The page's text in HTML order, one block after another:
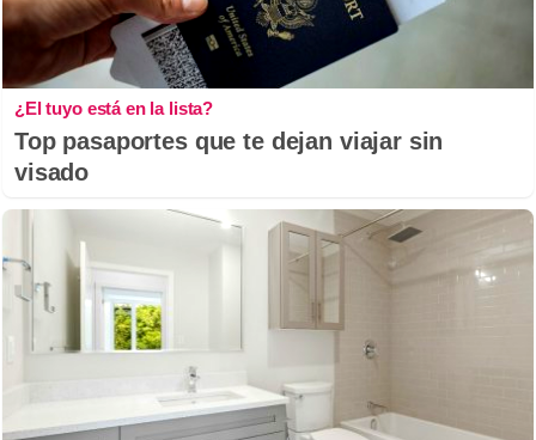
¿El tuyo está en la lista?
Top pasaportes que te dejan viajar sin
visado